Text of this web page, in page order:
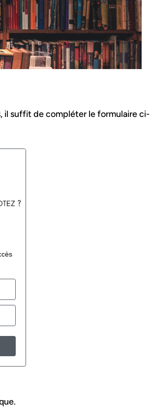
il suffit de compléter le formulaire ci-